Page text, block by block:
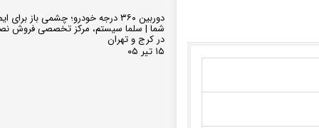
دوربین ۳۶۰ درجه خودرو؛ چشمی باز
شما | سلما سیستم، مرکز تخصصی فروش
در کرج و تهران
۱۵ تیر ۰۵